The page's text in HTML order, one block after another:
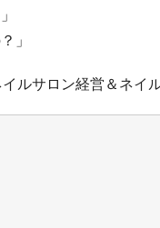
」
ルサロン経営＆ネイ